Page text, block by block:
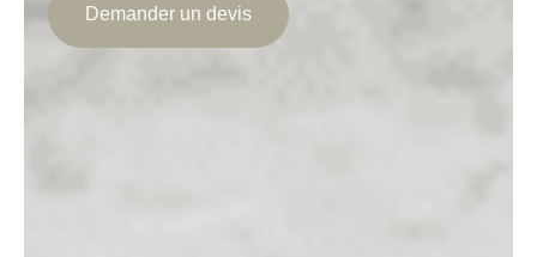
Demander un devis